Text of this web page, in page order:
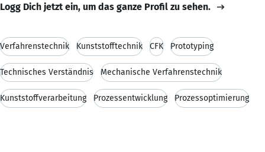
Logg Dich jetzt ein, um das ganze Profil zu sehen.
Verfahrenstechnik Kunststofftechnik CFK Prototyping
Technisches Verständnis Mechanische Verfahrenstechnik
Kunststoffverarbeitung Prozessentwicklung Prozessoptimierung